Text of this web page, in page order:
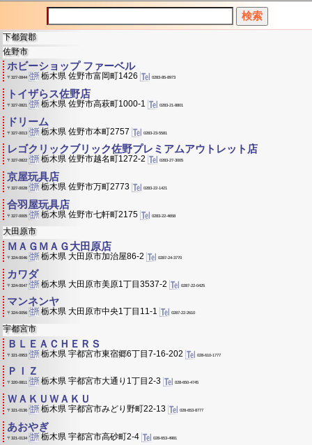
/home/users/0/sunnyday.jp-
fujiphoto/web/chizucho/toy/pref.php:170) in
/home/users/0/sunnyday.jp-
fujiphoto/web/chizucho/toy/pref.php
下都賀郡
佐野市
ホビーショップ ファーベル
〒327-0844 栃木県 佐野市富岡町1426 0283-85-8973
トイザらス佐野店
〒327-0821 栃木県 佐野市高萩町1000-1 0283-21-8801
ドリーム
〒327-0013 栃木県 佐野市本町2757 0283-23-5581
レゴクリックブリック佐野プレミアムアウトレット店
〒327-0822 栃木県 佐野市越名町1272-2 0283-27-3005
京屋玩具店
〒327-0028 栃木県 佐野市万町2773 0283-22-1421
合羽屋玩具店
〒327-0005 栃木県 佐野市七軒町2175 0283-22-4658
大田原市
ＭＡＧＭＡＧ大田原店
〒324-0046 栃木県 大田原市加治屋86-2 0287-24-3770
カワダ
〒324-0047 栃木県 大田原市美原1丁目3537-2 0287-22-0425
マンネンヤ
〒324-0056 栃木県 大田原市中央1丁目11-1 0287-22-2610
宇都宮市
ＢＬＥＡＣＨＥＲＳ
〒321-0953 栃木県 宇都宮市東宿郷6丁目7-16-202 028-610-1777
ＰＩＺ
〒320-0811 栃木県 宇都宮市大通り1丁目2-3 028-650-4745
ＷＡＫＵＷＡＫＵ
〒321-0136 栃木県 宇都宮市みどり野町22-13 028-653-8777
あおやぎ
〒321-0134 栃木県 宇都宮市高砂町2-4 028-653-4981